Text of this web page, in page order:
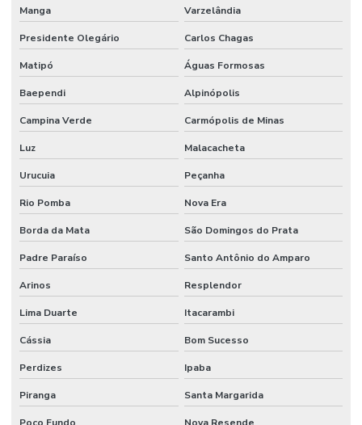
Manga Varzelândia
Presidente Olegário Carlos Chagas
Matipó Águas Formosas
Baependi Alpinópolis
Campina Verde Carmópolis de Minas
Luz Malacacheta
Urucuia Peçanha
Rio Pomba Nova Era
Borda da Mata São Domingos do Prata
Padre Paraíso Santo Antônio do Amparo
Arinos Resplendor
Lima Duarte Itacarambi
Cássia Bom Sucesso
Perdizes Ipaba
Piranga Santa Margarida